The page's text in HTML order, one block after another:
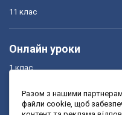
11 клас
Онлайн уроки
1 клас
3 клас
Разом з нашими
файли cookie, щоб